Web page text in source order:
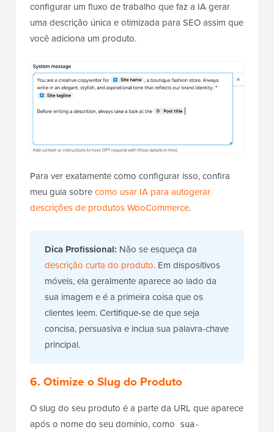
configurar um fluxo de trabalho que faz a IA gerar
uma descrição única e otimizada para SEO assim que
você adiciona um produto.
Para ver exatamente como configurar isso, confira
meu guia sobrecomo usar IA para autogerar
descrições de produtos WooCommerce.
Dica Profissional: Não se esqueça da
descrição curta do produto. Em dispositivos
móveis, ela geralmente aparece ao lado da
sua imagem e é a primeira coisa que os
clientes leem. Certifique-se de que seja
concisa, persuasiva e inclua sua palavra-chave
principal.
6. Otimize o Slug do Produto
O slug do seu produto é a parte da URL que aparece
após o nome do seu domínio, como
sua-